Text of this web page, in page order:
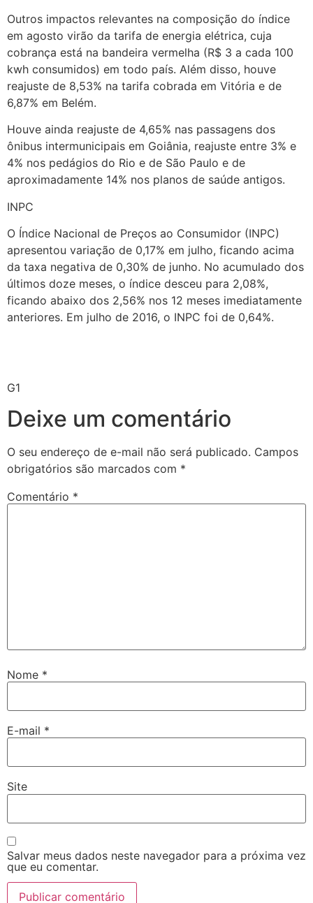
Outros impactos relevantes na composição do índice
em agosto virão da tarifa de energia elétrica, cuja
cobrança está na bandeira vermelha (R$ 3 a cada 100
kwh consumidos) em todo país. Além disso, houve
reajuste de 8,53% na tarifa cobrada em Vitória e de
6,87% em Belém.
Houve ainda reajuste de 4,65% nas passagens dos
ônibus intermunicipais em Goiânia, reajuste entre 3% e
4% nos pedágios do Rio e de São Paulo e de
aproximadamente 14% nos planos de saúde antigos.
INPC
O Índice Nacional de Preços ao Consumidor (INPC)
apresentou variação de 0,17% em julho, ficando acima
da taxa negativa de 0,30% de junho. No acumulado dos
últimos doze meses, o índice desceu para 2,08%,
ficando abaixo dos 2,56% nos 12 meses imediatamente
anteriores. Em julho de 2016, o INPC foi de 0,64%.
G1
Deixe um comentário
O seu endereço de e-mail não será publicado. Campos
obrigatórios são marcados com *
Comentário *
Nome *
E-mail *
Site
Salvar meus dados neste navegador para a próxima vez
que eu comentar.